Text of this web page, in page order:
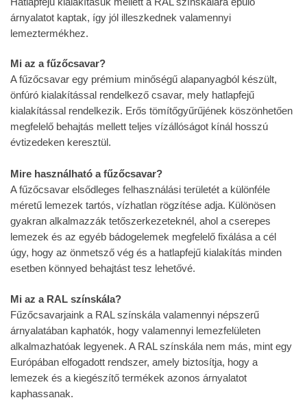
árnyalatot kaptak, így jól illeszkednek valamennyi
lemeztermékhez.
Mi az a fűzőcsavar?
A fűzőcsavar egy prémium minőségű alapanyagból készült,
önfúró kialakítással rendelkező csavar, mely hatlapfejű
kialakítással rendelkezik. Erős tömítőgyűrűjének köszönhetően
megfelelő behajtás mellett teljes vízállóságot kínál hosszú
évtizedeken keresztül.
Mire használható a fűzőcsavar?
A fűzőcsavar elsődleges felhasználási területét a különféle
méretű lemezek tartós, vízhatlan rögzítése adja. Különösen
gyakran alkalmazzák tetőszerkezeteknél, ahol a cserepes
lemezek és az egyéb bádogelemek megfelelő fixálása a cél
úgy, hogy az önmetsző vég és a hatlapfejű kialakítás minden
esetben könnyed behajtást tesz lehetővé.
Mi az a RAL színskála?
Fűzőcsavarjaink a RAL színskála valamennyi népszerű
árnyalatában kaphatók, hogy valamennyi lemezfelületen
alkalmazhatóak legyenek. A RAL színskála nem más, mint egy
Európában elfogadott rendszer, amely biztosítja, hogy a
lemezek és a kiegészítő termékek azonos árnyalatot
kaphassanak.